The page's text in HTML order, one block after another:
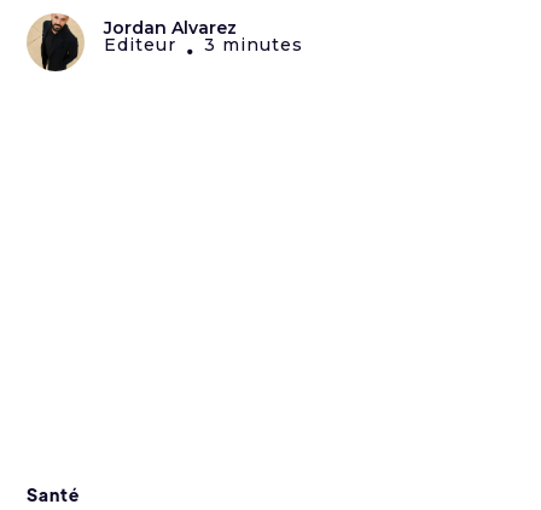
Jordan Alvarez
Editeur • 3 minutes
Santé